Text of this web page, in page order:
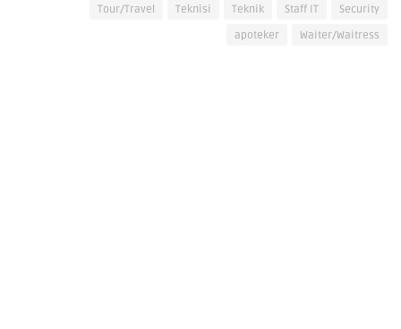
Security
Staff IT
Teknik
Teknisi
Tour/Travel
Waiter/Waitress
apoteker